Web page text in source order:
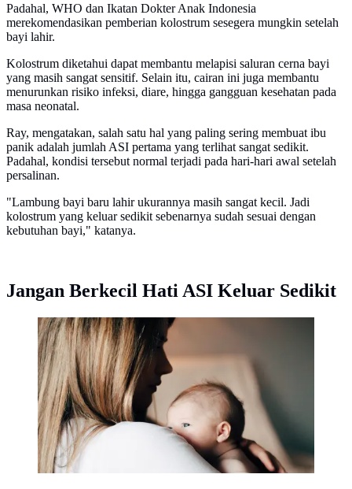
Padahal, WHO dan Ikatan Dokter Anak Indonesia
merekomendasikan pemberian kolostrum sesegera mungkin setelah
bayi lahir.
Kolostrum diketahui dapat membantu melapisi saluran cerna bayi
yang masih sangat sensitif. Selain itu, cairan ini juga membantu
menurunkan risiko infeksi, diare, hingga gangguan kesehatan pada
masa neonatal.
Ray, mengatakan, salah satu hal yang paling sering membuat ibu
panik adalah jumlah ASI pertama yang terlihat sangat sedikit.
Padahal, kondisi tersebut normal terjadi pada hari-hari awal setelah
persalinan.
"Lambung bayi baru lahir ukurannya masih sangat kecil. Jadi
kolostrum yang keluar sedikit sebenarnya sudah sesuai dengan
kebutuhan bayi," katanya.
Jangan Berkecil Hati ASI Keluar Sedikit
ASI kuning sering dianggap basi, padahal cairan
pertama ini punya manfaat penting untuk imun bayi
baru lahir. (Foto: Unsplash/Hollie Santos)